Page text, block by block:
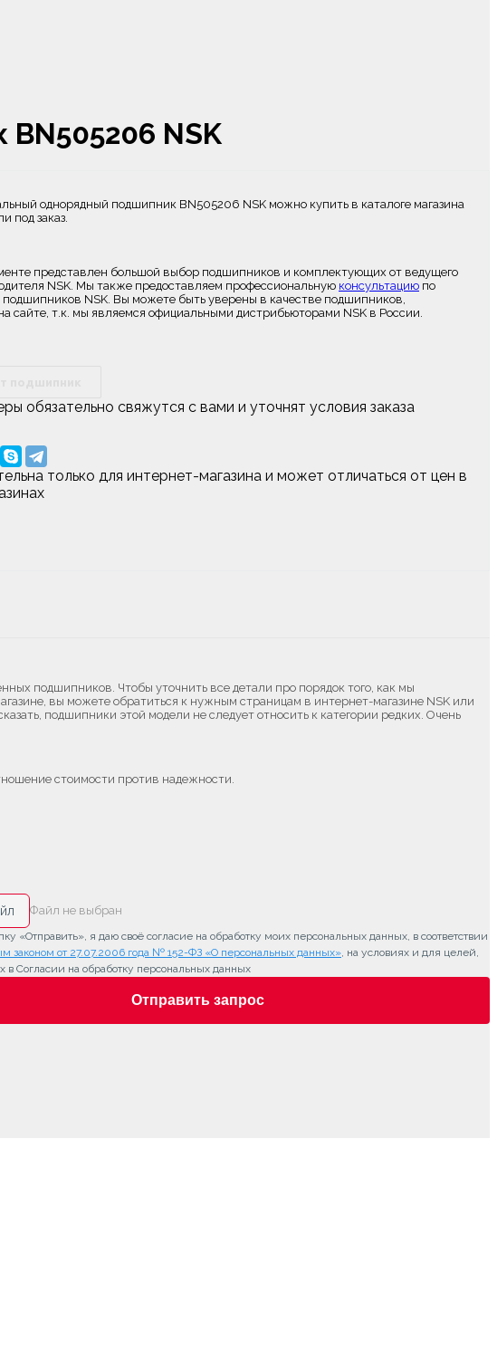
NSK
однорядный подшипник BN505206 NSK можно купить в каталоге магазина
под заказ.
представлен большой выбор подшипников и комплектующих от ведущего
NSK. Мы также предоставляем профессиональную консультацию по
подшипников NSK. Вы можете быть уверены в качестве подшипников,
сайте, т.к. мы являемся официальными дистрибьюторами NSK в России.
обязательно свяжутся с вами и уточнят условия заказа
только для интернет-магазина и может отличаться от цен в
подшипников. Чтобы уточнить все детали про порядок того, как мы
вы можете обратиться к нужным страницам в интернет-магазине NSK или
подшипники этой модели не следует относить к категории редких. Очень
стоимости против надежности.
Файл не выбран
«Отправить», я даю своё согласие на обработку моих персональных данных, в соответствии
законом от 27.07.2006 года № 152-ФЗ «О персональных данных», на условиях и для целей,
в Согласии на обработку персональных данных
Отправить запрос